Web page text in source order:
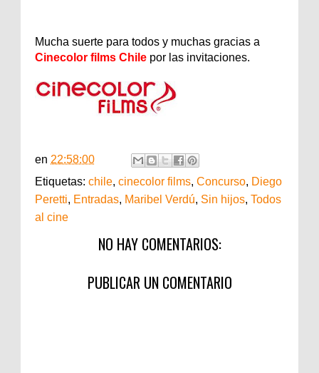
Mucha suerte para todos y muchas gracias a
Cinecolor films Chile por las invitaciones.
en 22:58:00
Etiquetas: chile, cinecolor films, Concurso, Diego
Peretti, Entradas, Maribel Verdú, Sin hijos, Todos
al cine
NO HAY COMENTARIOS:
PUBLICAR UN COMENTARIO